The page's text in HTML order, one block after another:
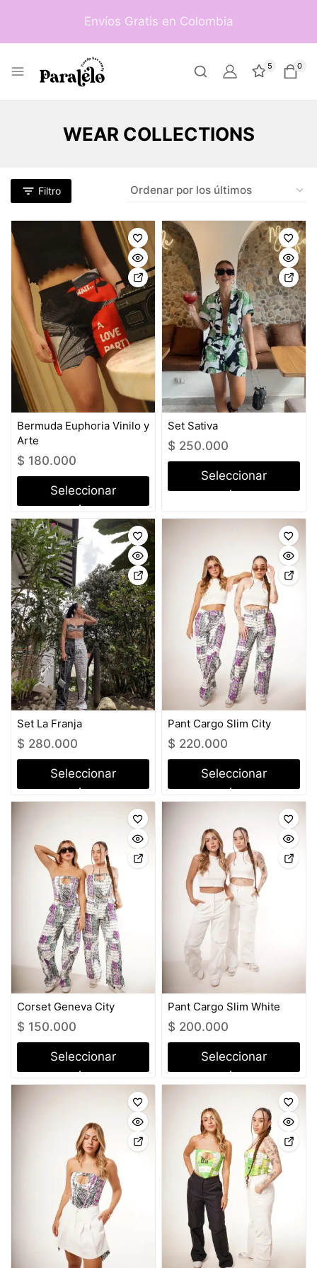
Envíos Gratis en Colombia
5 0
WEAR COLLECTIONS
Filtro
Bermuda Euphoria Vinilo y
Arte
$ 180.000
Seleccionar
opciones
Set Sativa
$ 250.000
Seleccionar
opciones
Set La Franja
$ 280.000
Seleccionar
opciones
Pant Cargo Slim City
$ 220.000
Seleccionar
opciones
Corset Geneva City
$ 150.000
Seleccionar
opciones
Pant Cargo Slim White
$ 200.000
Seleccionar
opciones